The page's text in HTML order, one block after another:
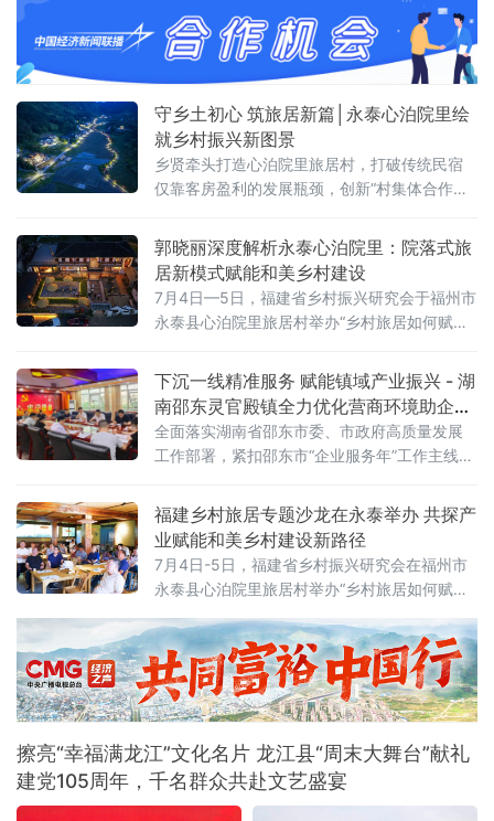
头、产业基地和基础设施项目现场，实地察看
帮扶进展，并围绕产业可持续发展、防止返贫
动态监测等关键环节提出明确要求，推动帮扶
模式由“输血式”向“造血式”加速转变。岳峰村地
处安化县东部，是湖南文旅集团乡村振兴定点
帮扶村。调研期间，杨宏伟一行先后察看集团
援建的农田
守乡土初心 筑旅居新篇│永泰心泊院里绘
就乡村振兴新图景
乡贤牵头打造心泊院里旅居村，打破传统民宿
仅靠客房盈利的发展瓶颈，创新“村集体合作社
化运营、特色康养产品与常态化社群活动，走
出一条守护乡土、全民共富的乡村振兴特色路
径。
郭晓丽深度解析永泰心泊院里：院落式旅
居新模式赋能和美乡村建设
7月4日—5日，福建省乡村振兴研究会于福州市
永泰县心泊院里旅居村举办“乡村旅居如何赋能
乡村振兴研究会副会长郑维荣出席活动，旅居
行业专家、乡镇基层干部、文旅从业者、高校
师生等各界代表参会，聚焦福建乡村旅居发展
痛点共寻破局之道。天青色文旅集团总经理郭
晓丽现场作主旨分享，以永泰心泊院里旅居村
下沉一线精准服务 赋能镇域产业振兴 - 湖
南邵东灵官殿镇全力优化营商环境助企发
展
全面落实湖南省邵东市委、市政府高质量发展
工作部署，紧扣邵东市“企业服务年”工作主线，
核心抓手，健全联企服务机制，下沉一线调研
走访，谋划长效发展举措，以精准服务为镇域
产业发展蓄势赋能。对标全市高质量发展指标
体系，灵官殿镇第一时间召开党委专题会议，
传达学习邵东市“企业服务年”行动推进会会议精
神，结合当地实际出台《灵官殿镇党政领导联
福建乡村旅居专题沙龙在永泰举办 共探产
业赋能和美乡村建设新路径
7月4日-5日，福建省乡村振兴研究会在福州市
永泰县心泊院里旅居村举办“乡村旅居如何赋能
乡村振兴研究会副会长郑维荣参加沙龙，活动
还汇聚旅居专家、乡镇基层干部、文旅行业从
业者、高校师生等多方代表，聚焦乡村旅居产
业发展痛点探寻解决方案。永泰县政协二级调
奋带来主旨演讲，系统拆解建设
擦亮“幸福满龙江”文化名片 龙江县“周末大舞台”献礼
建党105周年，千名群众共赴文艺盛宴